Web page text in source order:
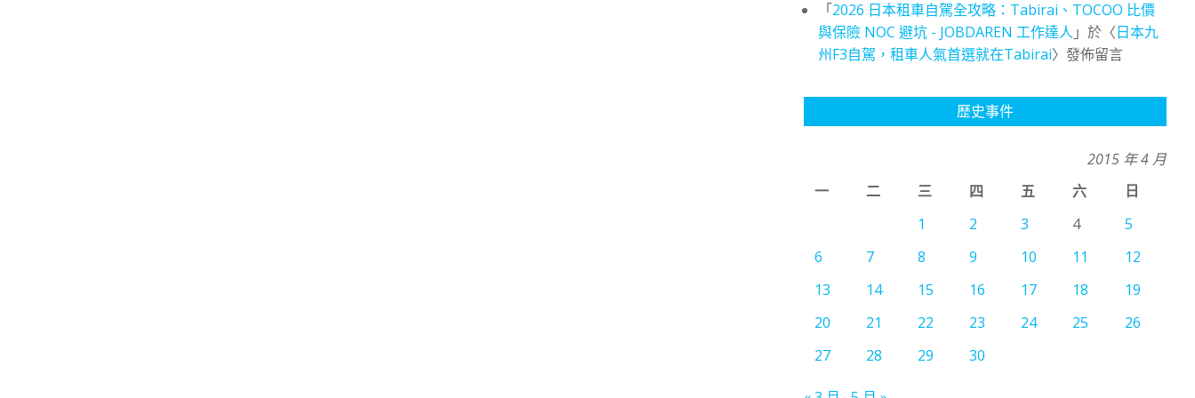
「2026 日本租車自駕全攻略：Tabirai、TOCOO 比價
與保險 NOC 避坑 - JOBDAREN 工作達人 」於〈日本九
州F3自駕，租車人氣首選就在Tabirai〉發佈留言
歷史事件
2015 年 4 月
一
二 三 四 五 六
日
1
2 3 4
5
6
7 8 9 10 11
12
13
14 15 16 17 18
19
20
21 22 23 24 25
26
27
28 29 30